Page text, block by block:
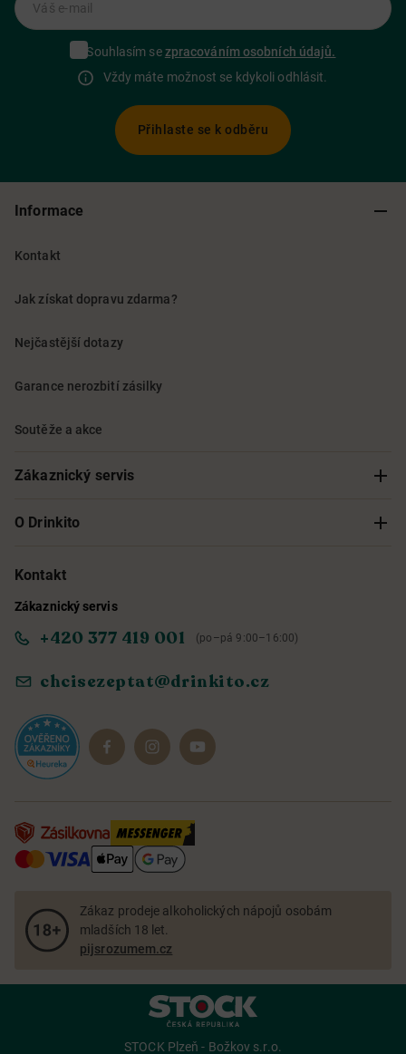
Váš e-mail
Souhlasím sezpracováním osobních údajů.
Vždy máte možnost se kdykoli odhlásit.
Přihlaste se k odběru
Informace
Kontakt
Jak získat dopravu zdarma?
Nejčastější dotazy
Garance nerozbití zásilky
Soutěže a akce
Zákaznický servis
Sledování objednávky
Obchodní podmínky
Ochrana osobních údajů
Reklamace a vrácení
O Drinkito
O nás
Informace o přístupnosti služby
Dárkové sady
Kontakt
Zákaznický servis
+420 377 419 001 (po–pá 9:00–16:00)
chcisezeptat@drinkito.cz
Zákaz prodeje alkoholických nápojů osobám
mladších 18 let.
pijsrozumem.cz
STOCK Plzeň - Božkov s.r.o.